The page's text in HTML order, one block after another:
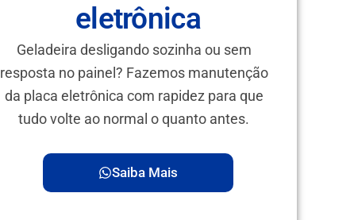
eletrônica
Geladeira desligando sozinha ou sem
resposta no painel? Fazemos manutenção
da placa eletrônica com rapidez para que
tudo volte ao normal o quanto antes.
Saiba Mais